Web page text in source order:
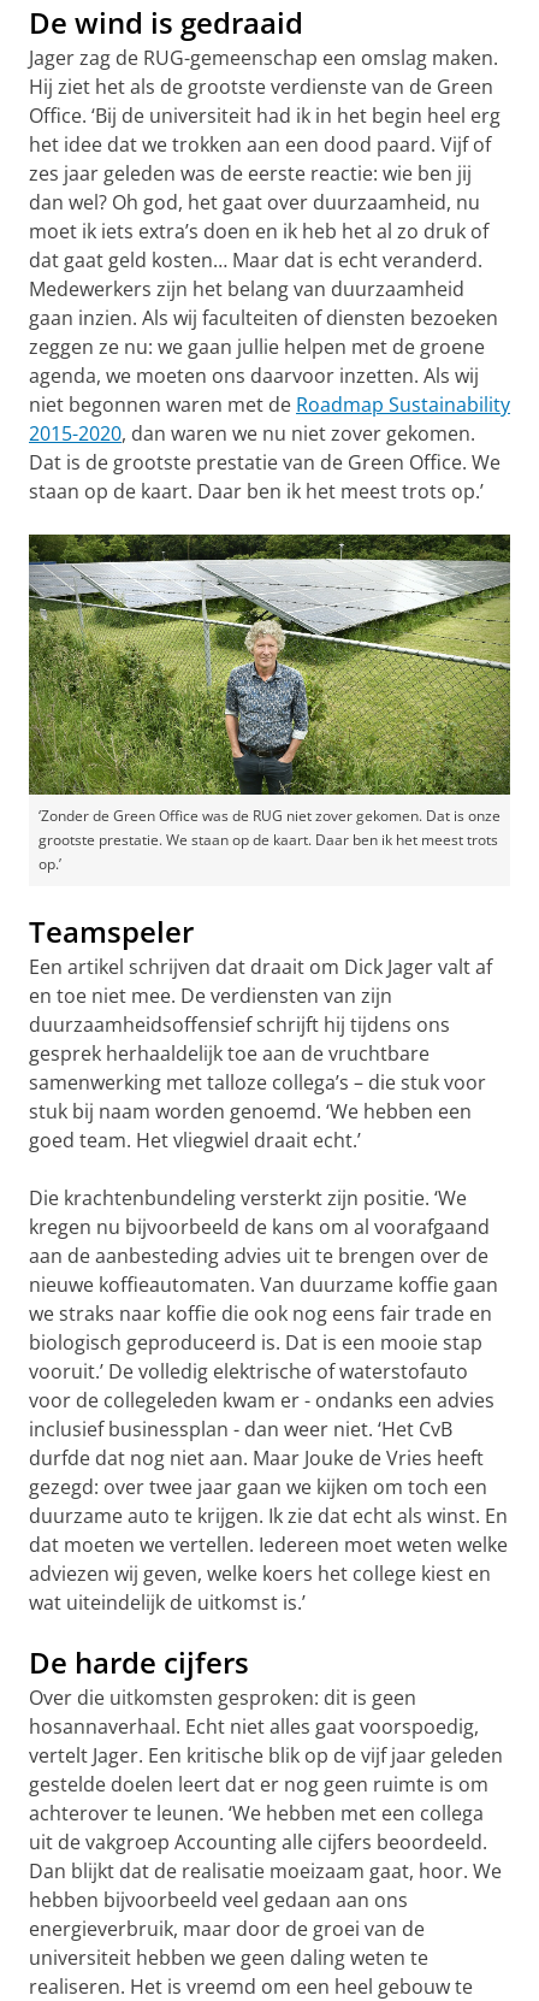
De wind is gedraaid
Jager zag de RUG-gemeenschap een omslag maken.
Hij ziet het als de grootste verdienste van de Green
Office. ‘Bij de universiteit had ik in het begin heel erg
het idee dat we trokken aan een dood paard. Vijf of
zes jaar geleden was de eerste reactie: wie ben jij
dan wel? Oh god, het gaat over duurzaamheid, nu
moet ik iets extra’s doen en ik heb het al zo druk of
dat gaat geld kosten… Maar dat is echt veranderd.
Medewerkers zijn het belang van duurzaamheid
gaan inzien. Als wij faculteiten of diensten bezoeken
zeggen ze nu: we gaan jullie helpen met de groene
agenda, we moeten ons daarvoor inzetten. Als wij
niet begonnen waren met de Roadmap Sustainability
2015-2020, dan waren we nu niet zover gekomen.
Dat is de grootste prestatie van de Green Office. We
staan op de kaart. Daar ben ik het meest trots op.’
‘Zonder de Green Office was de RUG niet zover gekomen. Dat is onze
grootste prestatie. We staan op de kaart. Daar ben ik het meest trots
op.’
Teamspeler
Een artikel schrijven dat draait om Dick Jager valt af
en toe niet mee. De verdiensten van zijn
duurzaamheidsoffensief schrijft hij tijdens ons
gesprek herhaaldelijk toe aan de vruchtbare
samenwerking met talloze collega’s – die stuk voor
stuk bij naam worden genoemd. ‘We hebben een
goed team. Het vliegwiel draait echt.’
Die krachtenbundeling versterkt zijn positie. ‘We
kregen nu bijvoorbeeld de kans om al voorafgaand
aan de aanbesteding advies uit te brengen over de
nieuwe koffieautomaten. Van duurzame koffie gaan
we straks naar koffie die ook nog eens fair trade en
biologisch geproduceerd is. Dat is een mooie stap
vooruit.’ De volledig elektrische of waterstofauto
voor de collegeleden kwam er - ondanks een advies
inclusief businessplan - dan weer niet. ‘Het CvB
durfde dat nog niet aan. Maar Jouke de Vries heeft
gezegd: over twee jaar gaan we kijken om toch een
duurzame auto te krijgen. Ik zie dat echt als winst. En
dat moeten we vertellen. Iedereen moet weten welke
adviezen wij geven, welke koers het college kiest en
wat uiteindelijk de uitkomst is.’
De harde cijfers
Over die uitkomsten gesproken: dit is geen
hosannaverhaal. Echt niet alles gaat voorspoedig,
vertelt Jager. Een kritische blik op de vijf jaar geleden
gestelde doelen leert dat er nog geen ruimte is om
achterover te leunen. ‘We hebben met een collega
uit de vakgroep Accounting alle cijfers beoordeeld.
Dan blijkt dat de realisatie moeizaam gaat, hoor. We
hebben bijvoorbeeld veel gedaan aan ons
energieverbruik, maar door de groei van de
universiteit hebben we geen daling weten te
realiseren. Het is vreemd om een heel gebouw te